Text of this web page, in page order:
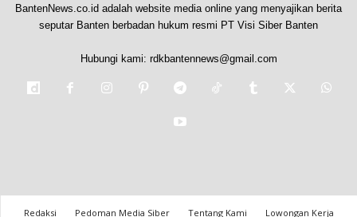
BantenNews.co.id adalah website media online yang menyajikan berita
seputar Banten berbadan hukum resmi PT Visi Siber Banten
Hubungi kami: rdkbantennews@gmail.com
Redaksi Pedoman Media Siber Tentang Kami
Lowongan Kerja